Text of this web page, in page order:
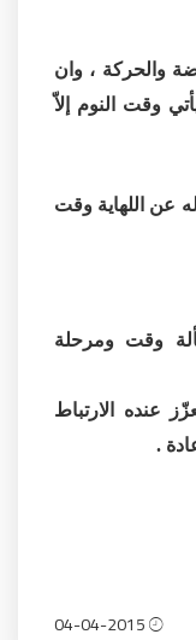
والحركة ، وان
وقت النوم إلاّ
عن اللهاية وقت
وقت ومرحلة
عنده الارتباط
.